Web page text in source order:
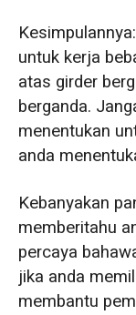
untuk kerja
atas girder
berganda.
menentukan
anda
Kebanyakan
memberitahu
percaya
jika anda
membantu